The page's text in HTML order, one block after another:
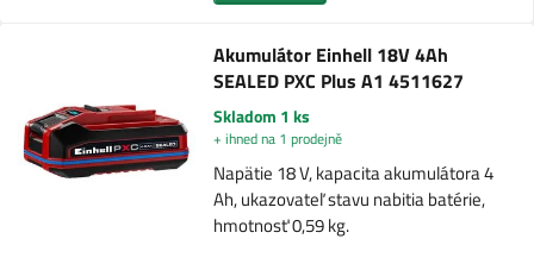
Akumulátor Einhell 18V 4Ah
SEALED PXC Plus A1 4511627
Skladom 1 ks
+ ihned na 1 prodejně
Napätie 18 V, kapacita akumulátora 4
Ah, ukazovateľ stavu nabitia batérie,
hmotnosť 0,59 kg.